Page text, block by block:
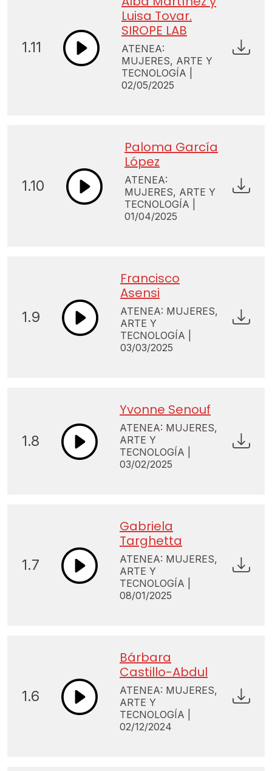
1.11
Luisa Tovar.
SIROPE LAB
ATENEA:
MUJERES, ARTE Y
TECNOLOGÍA |
02/05/2025
1.10
Paloma García
López
ATENEA:
MUJERES, ARTE Y
TECNOLOGÍA |
01/04/2025
1.9
Francisco
Asensi
ATENEA: MUJERES,
ARTE Y
TECNOLOGÍA |
03/03/2025
1.8
Yvonne Senouf
ATENEA: MUJERES,
ARTE Y
TECNOLOGÍA |
03/02/2025
1.7
Gabriela
Targhetta
ATENEA: MUJERES,
ARTE Y
TECNOLOGÍA |
08/01/2025
1.6
Bárbara
Castillo-Abdul
ATENEA: MUJERES,
ARTE Y
TECNOLOGÍA |
02/12/2024